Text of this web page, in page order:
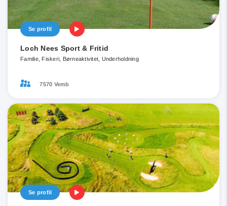
Se profil
Loch Nees Sport & Fritid
Familie, Fiskeri, Børneaktivitet, Underholdning
7570 Vemb
Se profil